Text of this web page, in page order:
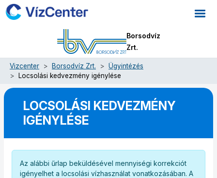
Borsodvíz
Zrt.
Vizcenter Borsodvíz Zrt.
Ügyintézés
Locsolási kedvezmény igénylése
LOCSOLÁSI KEDVEZMÉNY
IGÉNYLÉSE
Az alábbi űrlap beküldésével mennyiségi korrekciót
igényelhet a locsolási vízhasználat vonatkozásában. A